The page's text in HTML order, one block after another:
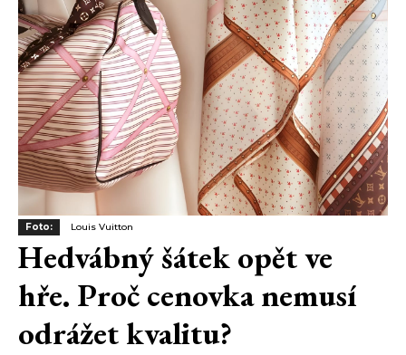
Foto: Louis Vuitton
Hedvábný šátek opět ve
hře. Proč cenovka nemusí
odrážet kvalitu?